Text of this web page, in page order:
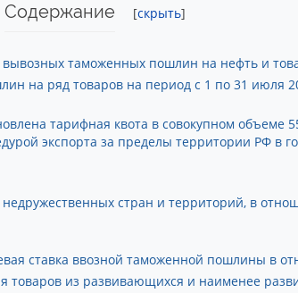
Содержание
вывозных таможенных пошлин на нефть и
на ряд товаров на период с 1 по 31 июля
тарифная квота в совокупном объеме
экспорта за пределы территории РФ в
стран и территорий, в
ставка ввозной таможенной пошлины в
из развивающихся и наименее